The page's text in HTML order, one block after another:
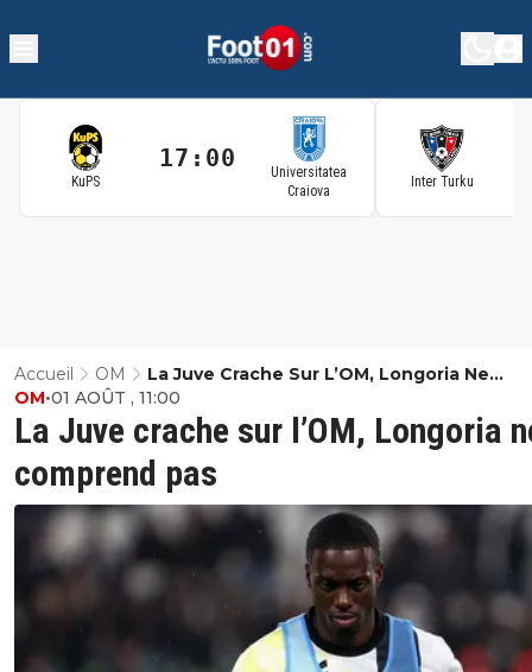
KuPS
17:00
Universitatea
Craiova
Inter Turku
Accueil OM
La Juve Crache Sur L’OM, Longoria Ne
Comprend Pas
La Juve crache sur l’OM, Longoria
comprend pas
OM•01 AOÛT , 11:00